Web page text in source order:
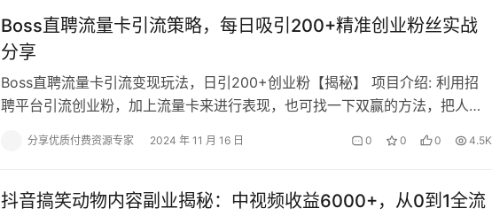
Boss直聘流量卡引流策略，每日吸引200+精准创业粉丝实战
分享
Boss直聘流量卡引流变现玩法，日引200+创业粉【揭秘】 项目介绍: 利用招
聘平台引流创业粉，加上流量卡来进行表现，也可找一下双赢的方法，把人留
分享优质付费资源专家 2024 年 11 月 16 日 0 0 0 4.5K
抖音搞笑动物内容副业揭秘：中视频收益6000+，从0到1全流